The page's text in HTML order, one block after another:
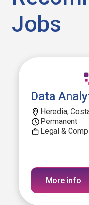
Jobs
Data
Heredia,
Permanent
Legal &
More info